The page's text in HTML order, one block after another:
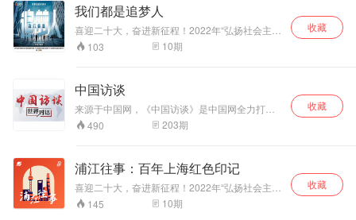
吗？我听到，你说愿意。
我们都是追梦人
喜迎二十大，奋进新征程！2022年“弘扬社会主义
核心价值观 共筑中国梦”主题原创网络视听节目展
播。 该片讲述10位中国香港青年在内地的创业、
事展现内地发展给香港青年带来的全新机遇， 看
他们如何把个人理想融入国家发展大局，让自我
价值得以实现。
103 10期
收藏
中国访谈
来源于中国网，《中国访谈》是中国网全力打造
的品牌栏目，采取主持人与嘉宾对话的形式，以
音视频、文字、图片等多媒体手段，与网友在线
推出以来，众多政府官员、外国使节、专家学
者、社会名人、商界名流等先后做客，解读政策
法规，剖析新闻热点，洞察世界风云，讲述人生
故事，为网友展现不同角度的精彩观点，别样人
生。节目曾多次获得国家级等重要奖项。
490 203期
收藏
浦江往事：百年上海红色印记
喜迎二十大，奋进新征程！2022年“弘扬社会主义
核心价值观 共筑中国梦”主题原创网络视听节目展
播。 《浦江往事： 百年上海红色印记》 由中共
145 10期
收藏